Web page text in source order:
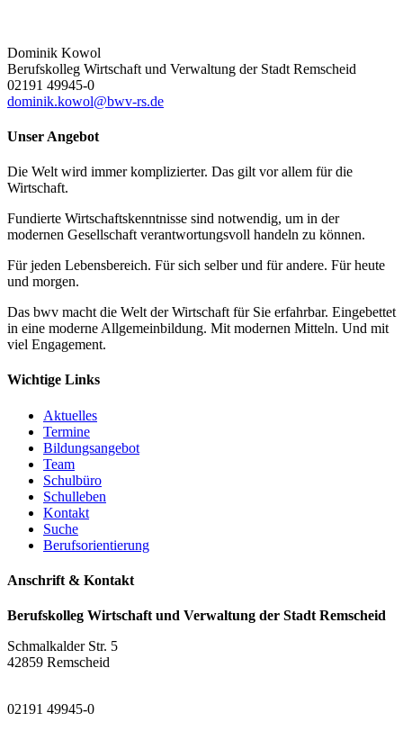
Dominik Kowol
Berufskolleg Wirtschaft und Verwaltung der Stadt Remscheid
02191 49945-0
dominik.kowol@bwv-rs.de
Unser Angebot
Die Welt wird immer komplizierter. Das gilt vor allem für die
Wirtschaft.
Fundierte Wirtschaftskenntnisse sind notwendig, um in der
modernen Gesellschaft verantwortungsvoll handeln zu können.
Für jeden Lebensbereich. Für sich selber und für andere. Für heute
und morgen.
Das bwv macht die Welt der Wirtschaft für Sie erfahrbar. Eingebettet
in eine moderne Allgemeinbildung. Mit modernen Mitteln. Und mit
viel Engagement.
Wichtige Links
Aktuelles
Termine
Bildungsangebot
Team
Schulbüro
Schulleben
Kontakt
Suche
Berufsorientierung
Anschrift & Kontakt
Berufskolleg Wirtschaft und Verwaltung der Stadt Remscheid
Schmalkalder Str. 5
42859 Remscheid
02191 49945-0